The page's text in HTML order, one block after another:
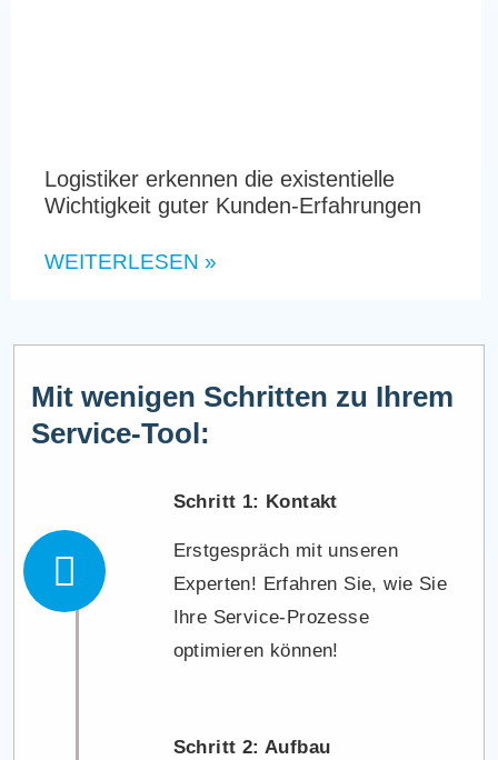
Logistiker erkennen die existentielle
Wichtigkeit guter Kunden-Erfahrungen
WEITERLESEN »
Mit wenigen Schritten zu Ihrem
Service-Tool:
Schritt 1: Kontakt
Erstgespräch mit unseren
Experten! Erfahren Sie, wie Sie
Ihre Service-Prozesse
optimieren können!
Schritt 2: Aufbau